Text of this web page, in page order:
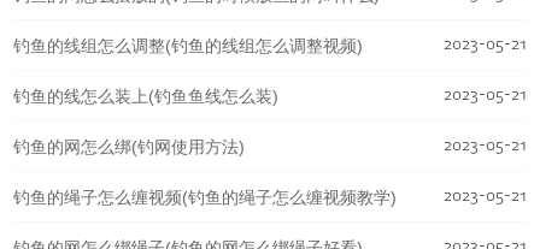
2023-05-21
钓鱼的线组怎么调整(钓鱼的线组怎么调整视频)
2023-05-21
钓鱼的线怎么装上(钓鱼鱼线怎么装)
2023-05-21
钓鱼的网怎么绑(钓网使用方法)
2023-05-21
钓鱼的绳子怎么缠视频(钓鱼的绳子怎么缠视频教学)